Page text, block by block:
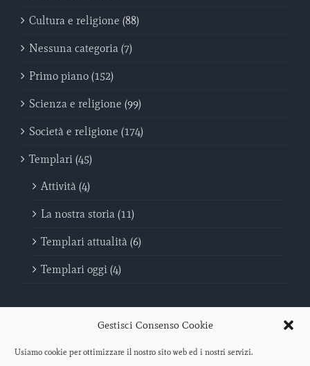
Gestisci Consenso Cookie
Usiamo cookie per ottimizzare il nostro sito web ed i nostri servizi.
Cultura e religione (88)
Nessuna categoria (7)
Primo piano (152)
Scienza e religione (99)
Società e religione (174)
Templari (45)
Attività (4)
La nostra storia (11)
Templari attualità (6)
Templari oggi (4)